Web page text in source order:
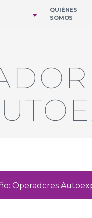
QUIÉNES
SOMOS
Operadores